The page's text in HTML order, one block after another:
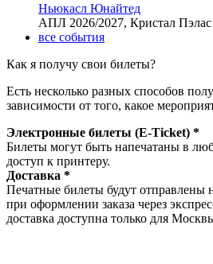
Ньюкасл Юнайтед
АПЛ 2026/2027, Кристал
все события
Как я получу свои билеты?
Есть несколько разных способов
зависимости от того, какое
Электронные билеты (E-Ticket) *
Билеты могут быть напечатаны в
доступ к принтеру.
Доставка *
Печатные билеты будут отправлены
при оформлении заказа через
доставка доступна только для